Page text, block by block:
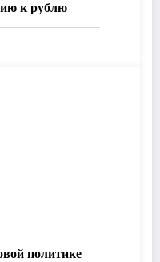
к рублю
политике